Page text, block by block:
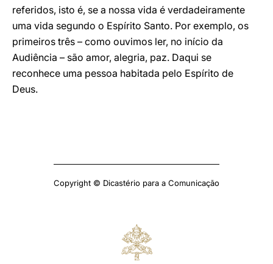
referidos, isto é, se a nossa vida é verdadeiramente
uma vida segundo o Espírito Santo. Por exemplo, os
primeiros três – como ouvimos ler, no início da
Audiência – são amor, alegria, paz. Daqui se
reconhece uma pessoa habitada pelo Espírito de
Deus.
Copyright © Dicastério para a Comunicação